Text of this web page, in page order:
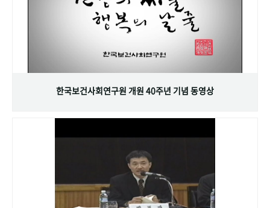
한국보건사회연구원 개원 40주년 기념 동영상